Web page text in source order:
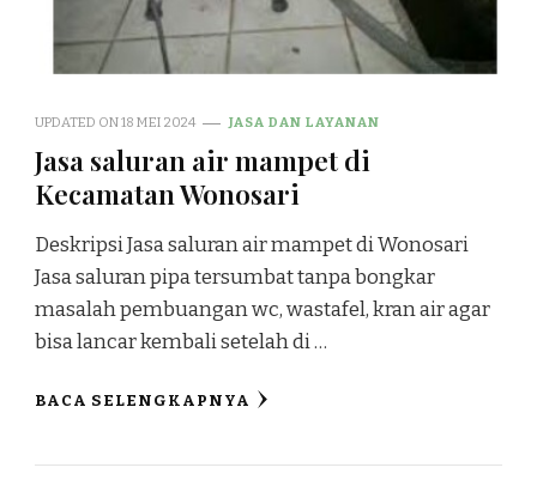
UPDATED ON18 MEI 2024 JASA DAN LAYANAN
Jasa saluran air mampet di
Kecamatan Wonosari
Deskripsi Jasa saluran air mampet di Wonosari
Jasa saluran pipa tersumbat tanpa bongkar
masalah pembuangan wc, wastafel, kran air agar
bisa lancar kembali setelah di …
BACA SELENGKAPNYA